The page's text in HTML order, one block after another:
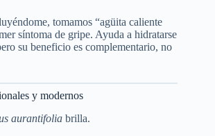
tomamos “agüita caliente
síntoma de gripe. Ayuda a hidratarse
su beneficio es complementario, no
y modernos
aurantifolia brilla.